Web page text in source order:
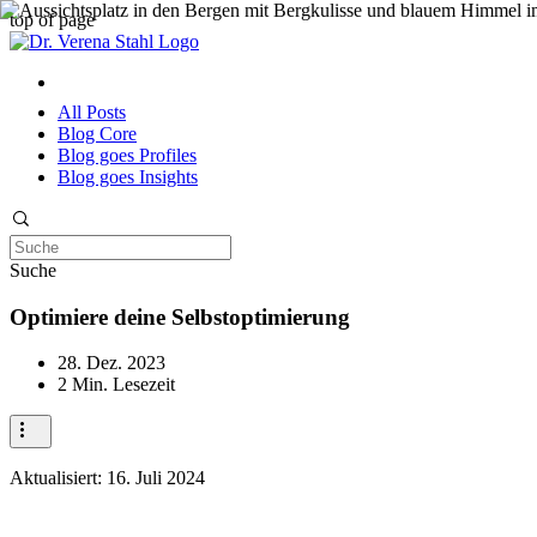
top of page
All Posts
Blog Core
Blog goes Profiles
Blog goes Insights
Suche
Optimiere deine Selbstoptimierung
28. Dez. 2023
2 Min. Lesezeit
Aktualisiert: 16. Juli 2024